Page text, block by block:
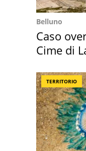
Belluno
Caso
Cime di
TERRITORIO